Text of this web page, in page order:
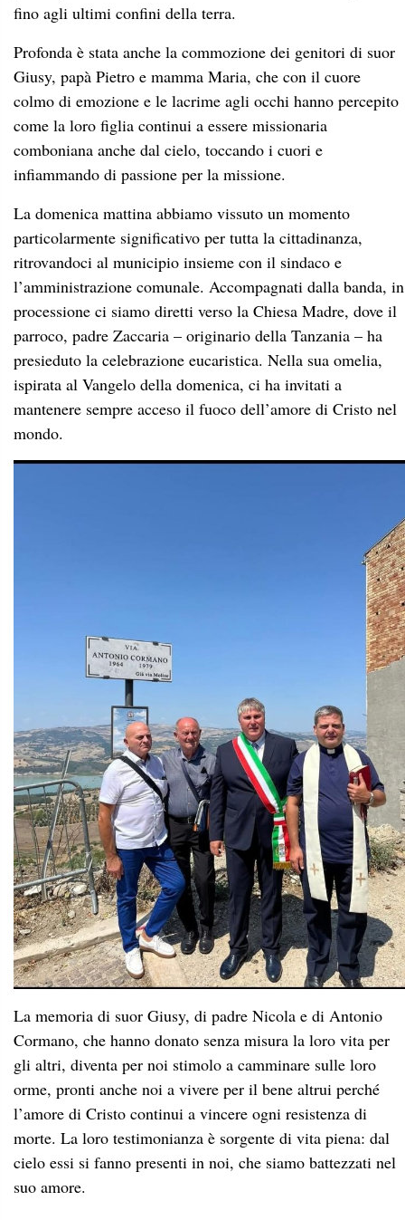
fino agli ultimi confini della terra.
Profonda è stata anche la commozione dei genitori di suor
Giusy, papà Pietro e mamma Maria, che con il cuore
colmo di emozione e le lacrime agli occhi hanno percepito
come la loro figlia continui a essere missionaria
comboniana anche dal cielo, toccando i cuori e
infiammando di passione per la missione.
La domenica mattina abbiamo vissuto un momento
particolarmente significativo per tutta la cittadinanza,
ritrovandoci al municipio insieme con il sindaco e
l’amministrazione comunale. Accompagnati dalla banda, in
processione ci siamo diretti verso la Chiesa Madre, dove il
parroco, padre Zaccaria – originario della Tanzania – ha
presieduto la celebrazione eucaristica. Nella sua omelia,
ispirata al Vangelo della domenica, ci ha invitati a
mantenere sempre acceso il fuoco dell’amore di Cristo nel
mondo.
La memoria di suor Giusy, di padre Nicola e di Antonio
Cormano, che hanno donato senza misura la loro vita per
gli altri, diventa per noi stimolo a camminare sulle loro
orme, pronti anche noi a vivere per il bene altrui perché
l’amore di Cristo continui a vincere ogni resistenza di
morte. La loro testimonianza è sorgente di vita piena: dal
cielo essi si fanno presenti in noi, che siamo battezzati nel
suo amore.